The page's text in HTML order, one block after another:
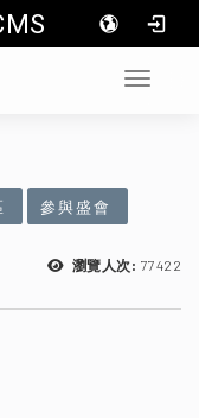
Toggle
參與盛會
瀏覽人次: 77422